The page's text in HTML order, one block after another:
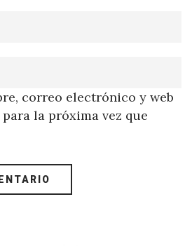
correo electrónico y web
la próxima vez que